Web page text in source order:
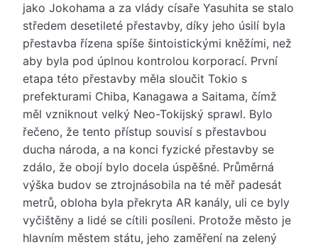
jako Jokohama a za vlády císaře Yasuhita se stalo
středem desetileté přestavby, díky jeho úsilí byla
přestavba řízena spíše šintoistickými kněžími, než
aby byla pod úplnou kontrolou korporací. První
etapa této přestavby měla sloučit Tokio s
prefekturami Chiba, Kanagawa a Saitama, čímž
měl vzniknout velký Neo-Tokijský sprawl. Bylo
řečeno, že tento přístup souvisí s přestavbou
ducha národa, a na konci fyzické přestavby se
zdálo, že obojí bylo docela úspěšné. Průměrná
výška budov se ztrojnásobila na té měř padesát
metrů, obloha byla překryta AR kanály, uli ce byly
vyčištěny a lidé se cítili posíleni. Protože město je
hlavním městem státu, jeho zaměření na zelený